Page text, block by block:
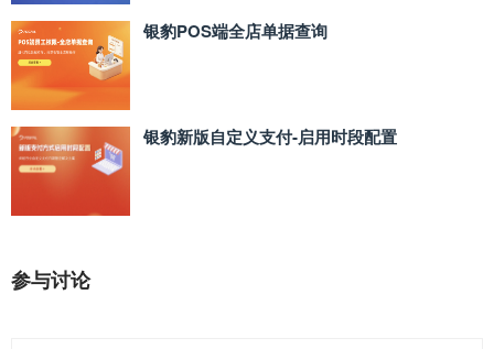
银豹POS端全店单据查询
银豹新版自定义支付‑启用时段配置
参与讨论